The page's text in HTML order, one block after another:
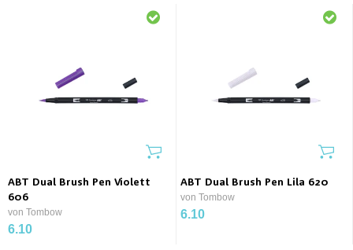
ABT Dual Brush Pen Violett
606
von Tombow
6.10
ABT Dual Brush Pen Lila 620
von Tombow
6.10